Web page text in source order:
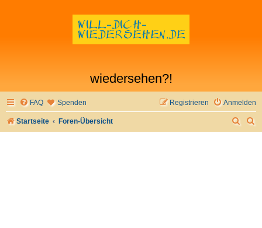
wiedersehen?!
FAQ Spenden Anmelden
Registrieren
Startseite Foren-Übersicht